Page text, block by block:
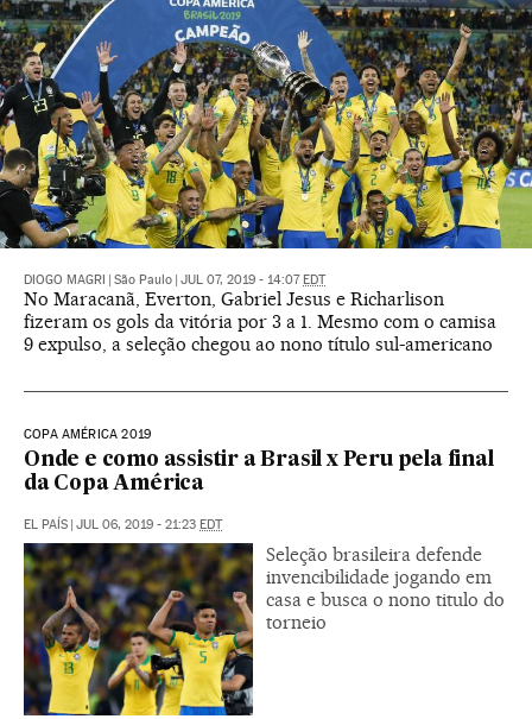
DIOGO MAGRI São Paulo JUL 07, 2019 - 14:07 EDT
No Maracanã, Everton, Gabriel Jesus e Richarlison
fizeram os gols da vitória por 3 a 1. Mesmo com o camisa
9 expulso, a seleção chegou ao nono título sul-americano
COPA AMÉRICA 2019
Onde e como assistir a Brasil x Peru pela final
da Copa América
EL PAÍS JUL 06, 2019 - 21:23 EDT
Seleção brasileira defende
invencibilidade jogando em
casa e busca o nono titulo do
torneio